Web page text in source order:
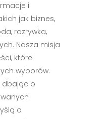
i
jak biznes,
rozrywka,
Nasza misja
które
wyborów.
dbając o
o